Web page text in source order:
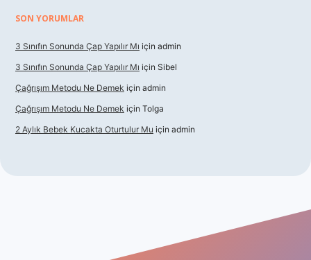
SON YORUMLAR
3 Sınıfın Sonunda Çap Yapılır Mı için admin
3 Sınıfın Sonunda Çap Yapılır Mı için Sibel
Çağrışım Metodu Ne Demek için admin
Çağrışım Metodu Ne Demek için Tolga
2 Aylık Bebek Kucakta Oturtulur Mu için admin